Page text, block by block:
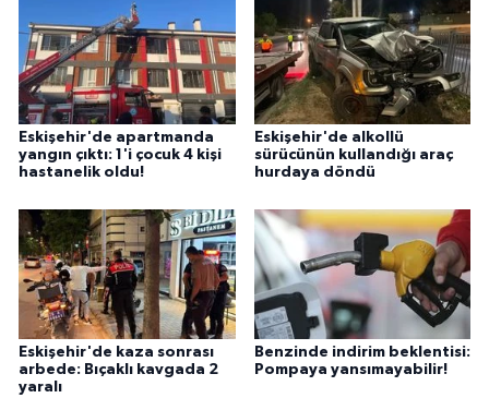
Eskişehir'de apartmanda
yangın çıktı: 1'i çocuk 4 kişi
hastanelik oldu!
Eskişehir'de alkollü
sürücünün kullandığı araç
hurdaya döndü
Eskişehir'de kaza sonrası
arbede: Bıçaklı kavgada 2
yaralı
Benzinde indirim beklentisi:
Pompaya yansımayabilir!